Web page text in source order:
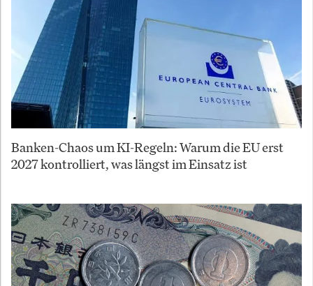
Banken-Chaos um KI-Regeln: Warum die EU erst
2027 kontrolliert, was längst im Einsatz ist